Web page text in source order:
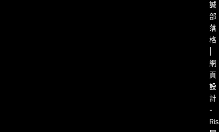
誠
部
落
格
網
頁
設
計
-